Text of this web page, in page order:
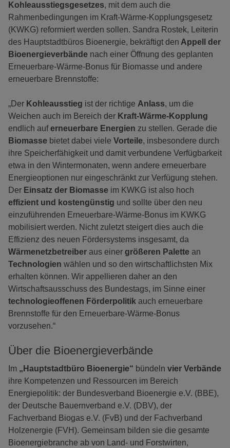
Kohleausstiegsgesetzes, mit dem auch die
Rahmenbedingungen im Kraft-Wärme-Kopplungsgesetz
(KWKG) reformiert werden sollen. Sandra Rostek, Leiterin
des Hauptstadtbüros Bioenergie, bekräftigt den Appell der
Bioenergieverbände nach einer Öffnung des geplanten
Erneuerbare-Wärme-Bonus für Biomasse und andere
erneuerbare Brennstoffe:
„Der Kohleausstieg ist der richtige Anlass, um die
Weichen auch im Bereich der Kraft-Wärme-Kopplung
endlich auferneuerbare Energien zu stellen. Gerade die
Biomasse bietet dabei viele Vorteile, insbesondere durch
ihre Speicherfähigkeit und damit verbundene Verfügbarkeit
etwa in den Wintermonaten, wenn andere erneuerbare
Energieoptionen nur eingeschränkt zur Verfügung stehen.
Der Einsatz der Biomasse im KWKG ist also hoch
effizient und kostengünstig und sollte über den neu
einzuführenden Erneuerbare-Wärme-Bonus im KWKG
mobilisiert werden. Nicht zuletzt steigert dies auch die
Effizienz des neuen Fördersystems insgesamt, da
Wärmenetzbetreiber aus einer größeren Palette an
Technologien wählen und so den wirtschaftlichsten Mix
erhalten können. Wir appellieren daher an den
Wirtschaftsausschuss des Bundestags, im Sinne einer
technologieoffenen Förderpolitik auch erneuerbare
Brennstoffe für den Erneuerbare-Wärme-Bonus
vorzusehen.“
Über die Bioenergieverbände
Im „Hauptstadtbüro Bioenergie“ bündeln vier Verbände
ihre Kompetenzen und Ressourcen im Bereich
Energiepolitik: der Bundesverband Bioenergie e.V. (BBE),
der Deutsche Bauernverband e.V. (DBV), der
Fachverband Biogas e.V. (FvB) und der Fachverband
Holzenergie (FVH). Gemeinsam bilden sie die gesamte
Bioenergiebranche ab von Land- und Forstwirten,